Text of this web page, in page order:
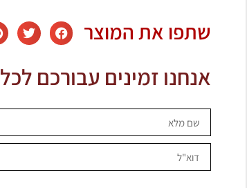
שתפו את המוצר
אנחנו זמינים עבורכם